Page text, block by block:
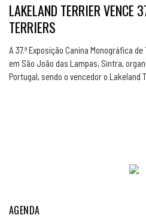
LAKELAND TERRIER VENCE
TERRIERS
A 37.ª Exposição Canina Monográfica
em São João das Lampas, Sintra,
Portugal, sendo o vencedor o Lakeland
AGENDA